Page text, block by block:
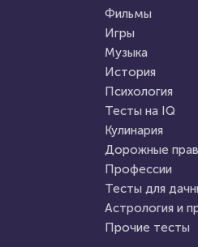
Пройти тест
22 февраля 2022 9714
Тест для знатоков
живопись, скульптура,
музыка. Какие тайны его
великих творцов вам
1 февраля 2022
Фильмы
Игры
Музыка
История
Психология
Тесты на IQ
Кулинария
Дорожные
Профессии
Тесты для
Астрология и
Прочие тесты